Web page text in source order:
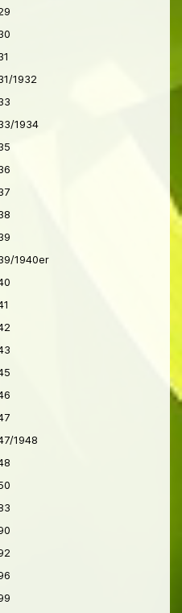
1932
1934
1940er
1948